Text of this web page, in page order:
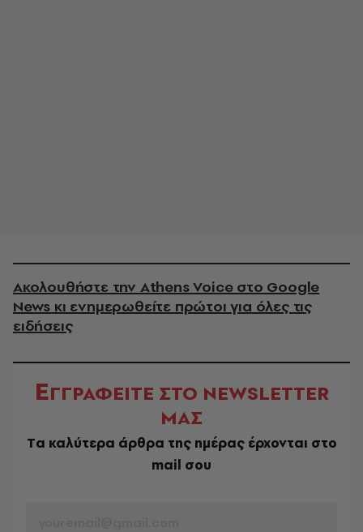
Ακολουθήστε την Athens Voice στο Google
News κι ενημερωθείτε πρώτοι για όλες τις
ειδήσεις
ΕΓΓΡΑΦΕΙΤΕ ΣΤΟ NEWSLETTER
ΜΑΣ
Tα καλύτερα άρθρα της ημέρας έρχονται στο
mail σου